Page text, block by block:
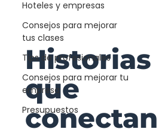
Hoteles y empresas
Consejos para mejorar
tus clases
Tips de profesionales
Consejos para mejorar tu
empresa
Presupuestos
Historias
que
conectan